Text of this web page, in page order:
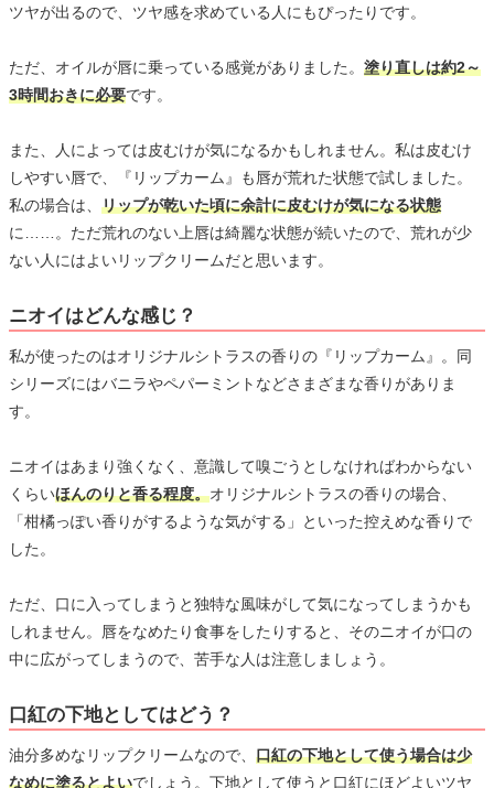
ツヤが出るので、ツヤ感を求めている人にもぴったりです。
ただ、オイルが唇に乗っている感覚がありました。 塗り直しは約2～
3時間おきに必要です。
また、人によっては皮むけが気になるかもしれません。私は皮むけ
しやすい唇で、『リップカーム』も唇が荒れた状態で試しました。
私の場合は、 リップが乾いた頃に余計に皮むけが気になる状態
に……。ただ荒れのない上唇は綺麗な状態が続いたので、荒れが少
ない人にはよいリップクリームだと思います。
ニオイはどんな感じ？
私が使ったのはオリジナルシトラスの香りの『リップカーム』。同
シリーズにはバニラやペパーミントなどさまざまな香りがありま
す。
ニオイはあまり強くなく、意識して嗅ごうとしなければわからない
くらいほんのりと香る程度。オリジナルシトラスの香りの場合、
「柑橘っぽい香りがするような気がする」といった控えめな香りで
した。
ただ、口に入ってしまうと独特な風味がして気になってしまうかも
しれません。唇をなめたり食事をしたりすると、そのニオイが口の
中に広がってしまうので、苦手な人は注意しましょう。
口紅の下地としてはどう？
油分多めなリップクリームなので、 口紅の下地として使う場合は少
なめに塗るとよいでしょう。下地として使うと口紅にほどよいツヤ